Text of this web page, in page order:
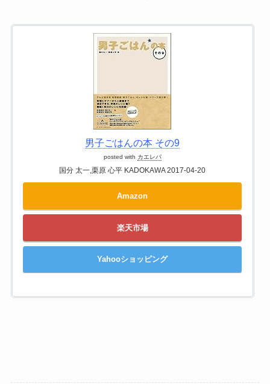
男子ごはんの本 その9
posted with カエレバ
国分 太一,栗原 心平 KADOKAWA 2017-04-20
Amazon
楽天市場
Yahooショッピング